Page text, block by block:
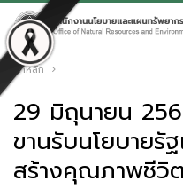
หน้าหลัก
29 มิถุนายน
ขานรับนโยบายรั
สร้างคุณภาพชีวิ